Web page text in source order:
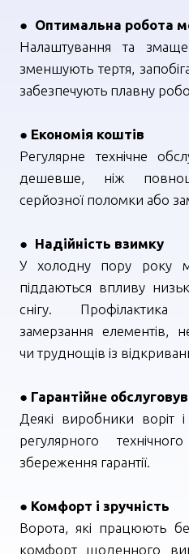
● Оптимальна робота
Налаштування та
зменшують тертя,
забезпечують плавну
● Економія коштів
Регулярне технічне
дешевше, ніж
серйозної поломки або
● Надійність взимку
У холодну пору року
піддаються впливу
снігу.
замерзання елементів,
чи труднощів із
● Гарантійне
Деякі виробники воріт
регулярного
збереження гарантії.
● Комфорт і зручність
Ворота, які працюють
комфорт щоденного